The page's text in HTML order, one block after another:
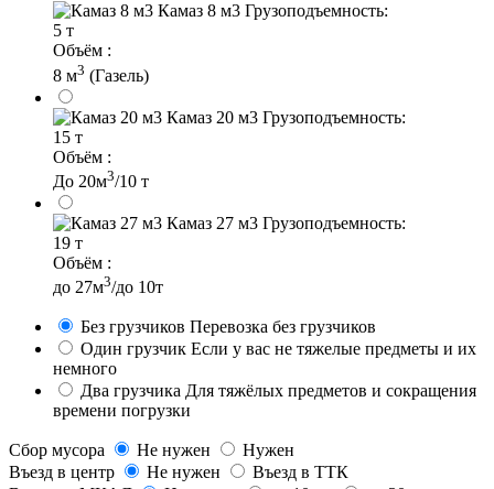
Камаз 8 м3 Грузоподъемность:
5 т
Объём :
8 м3 (Газель)
Камаз 20 м3 Грузоподъемность:
15 т
Объём :
До 20м3/10 т
Камаз 27 м3 Грузоподъемность:
19 т
Объём :
до 27м3/до 10т
Без грузчиков Перевозка без грузчиков
Один грузчик Если у вас не тяжелые предметы и их
немного
Два грузчика Для тяжёлых предметов и сокращения
времени погрузки
Сбор мусора Не нужен
Нужен
Въезд в центр
Не нужен
Въезд в ТТК